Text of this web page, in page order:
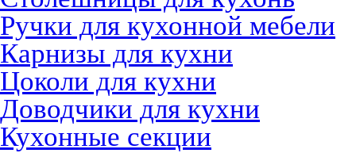
Ручки для кухонной мебели
Карнизы для кухни
Цоколи для кухни
Доводчики для кухни
Кухонные секции